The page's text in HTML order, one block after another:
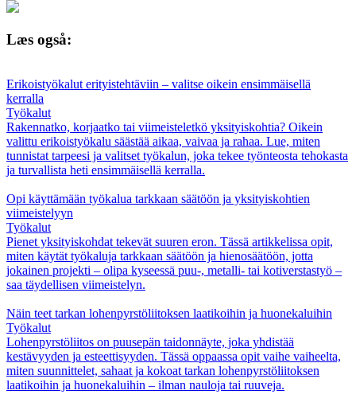
Læs også:
Erikoistyökalut erityistehtäviin – valitse oikein ensimmäisellä
kerralla
Työkalut
Rakennatko, korjaatko tai viimeisteletkö yksityiskohtia? Oikein
valittu erikoistyökalu säästää aikaa, vaivaa ja rahaa. Lue, miten
tunnistat tarpeesi ja valitset työkalun, joka tekee työnteosta tehokasta
ja turvallista heti ensimmäisellä kerralla.
Opi käyttämään työkalua tarkkaan säätöön ja yksityiskohtien
viimeistelyyn
Työkalut
Pienet yksityiskohdat tekevät suuren eron. Tässä artikkelissa opit,
miten käytät työkaluja tarkkaan säätöön ja hienosäätöön, jotta
jokainen projekti – olipa kyseessä puu-, metalli- tai kotiverstastyö –
saa täydellisen viimeistelyn.
Näin teet tarkan lohenpyrstöliitoksen laatikoihin ja huonekaluihin
Työkalut
Lohenpyrstöliitos on puusepän taidonnäyte, joka yhdistää
kestävyyden ja esteettisyyden. Tässä oppaassa opit vaihe vaiheelta,
miten suunnittelet, sahaat ja kokoat tarkan lohenpyrstöliitoksen
laatikoihin ja huonekaluihin – ilman nauloja tai ruuveja.